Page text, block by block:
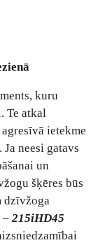
kuru
Te atkal
ietekme
neesi gatavs
un
šķēres būs
dzīvžoga
– 215iHD45